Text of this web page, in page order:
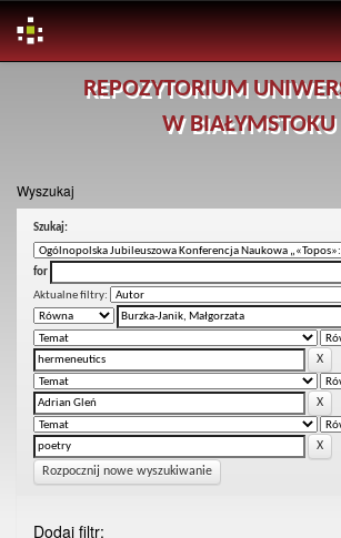
REPOZYTORIUM
W BIAŁYMSTOKU
Wyszukaj
Szukaj:
for
Aktualne filtry:
Rozpocznij nowe wyszukiwanie
Dodaj filtr: